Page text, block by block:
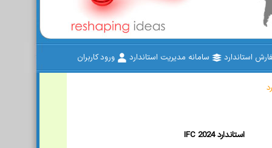
استاندارد سامانه مدیریت استاندارد ورود کاربران
IFC 2024 استاندارد